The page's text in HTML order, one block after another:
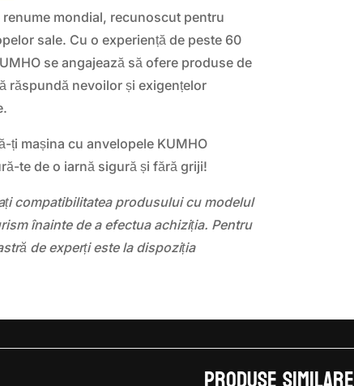
mondial, recunoscut pentru
sale. Cu o experiență de peste 60
se angajează să ofere produse de
răspundă nevoilor și exigențelor
ți mașina cu anvelopele KUMHO
te de o iarnă sigură și fără griji!
compatibilitatea produsului cu modelul
înainte de a efectua achiziția. Pentru
de experți este la dispoziția